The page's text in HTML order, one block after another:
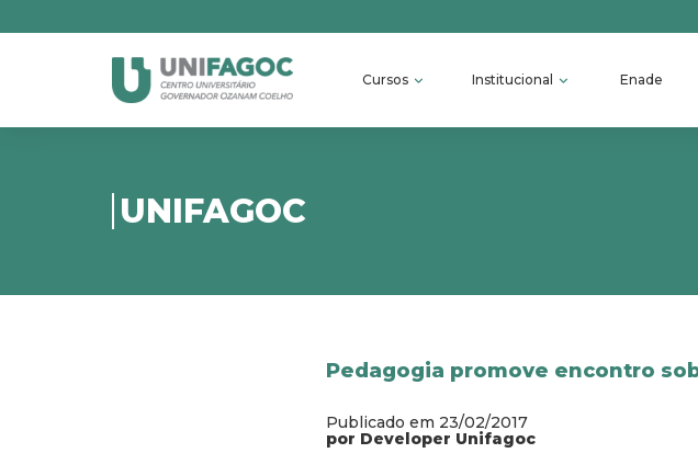
Cursos Institucional Enade
UNIFAGOC
Pedagogia promove encontro
Publicado em 23/02/2017
por Developer Unifagoc